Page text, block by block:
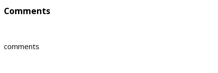
Comments
comments